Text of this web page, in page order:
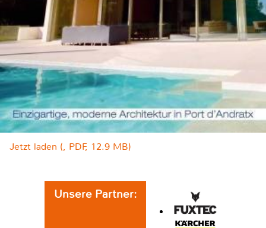
Jetzt laden (, PDF, 12.9 MB)
Unsere Partner: